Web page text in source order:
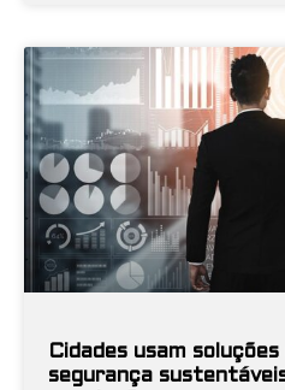
Cidades usam
segurança